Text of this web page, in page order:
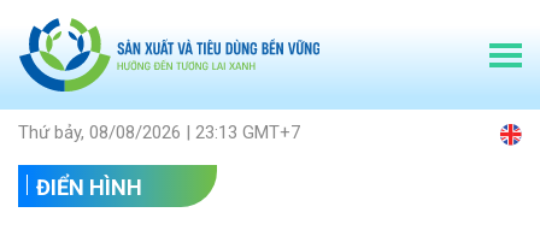
Thứ bảy, 08/08/2026 | 23:13 GMT+7
ĐIỂN HÌNH